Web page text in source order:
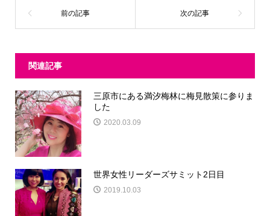
関連記事
三原市にある満汐梅林に梅見散策に参りま
した
2020.03.09
世界女性リーダーズサミット2日目
2019.10.03